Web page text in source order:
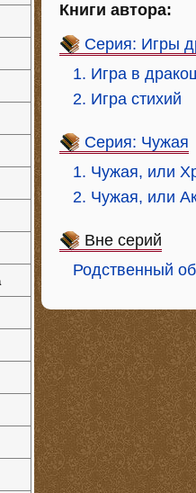
Книги автора:
Серия: Игры
1. Игра в
2. Игра стихий
Серия: Чужая
1. Чужая, или
2. Чужая, или
Вне серий
Родственный